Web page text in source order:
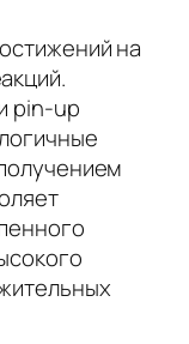
на
pin-up